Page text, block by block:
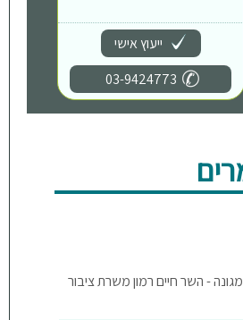
ייעוץ אישי
03-9424773
- השר חיים רמון משרת ציבור